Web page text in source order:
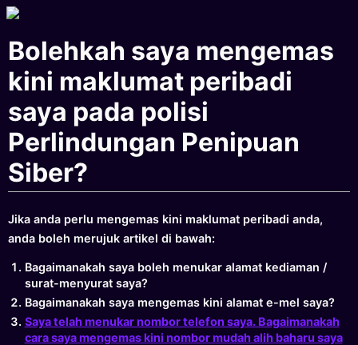
Bolehkah saya mengemas
kini maklumat peribadi
saya pada polisi
Perlindungan Penipuan
Siber?
Jika anda perlu mengemas kini maklumat peribadi anda,
anda boleh merujuk artikel di bawah:
Bagaimanakah saya boleh menukar alamat kediaman /
surat-menyurat saya?
Bagaimanakah saya mengemas kini alamat e-mel saya?
Saya telah menukar nombor telefon saya. Bagaimanakah
cara saya mengemas kini nombor mudah alih baharu saya